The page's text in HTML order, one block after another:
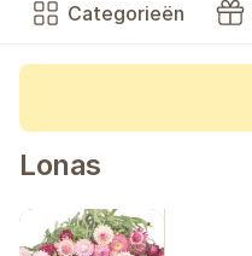
Categorieën
Lonas